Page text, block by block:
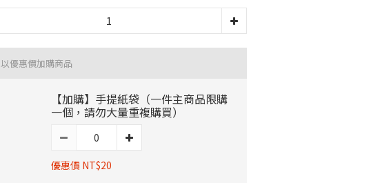
以優惠價加購商品
【加購】手提紙袋（一件主商品限購
一個，請勿大量重複購買）
優惠價 NT$20